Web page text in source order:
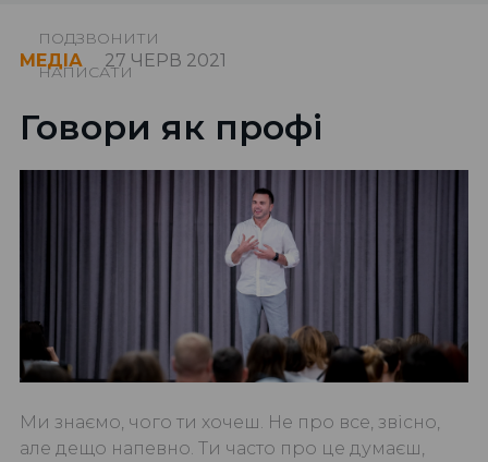
ПОДЗВОНИТИ
НАПИСАТИ
МЕДІА 27 ЧЕРВ 2021
Говори як профі
Ми знаємо, чого ти хочеш. Не про все, звісно, ​​
але дещо напевно. Ти часто про це думаєш,